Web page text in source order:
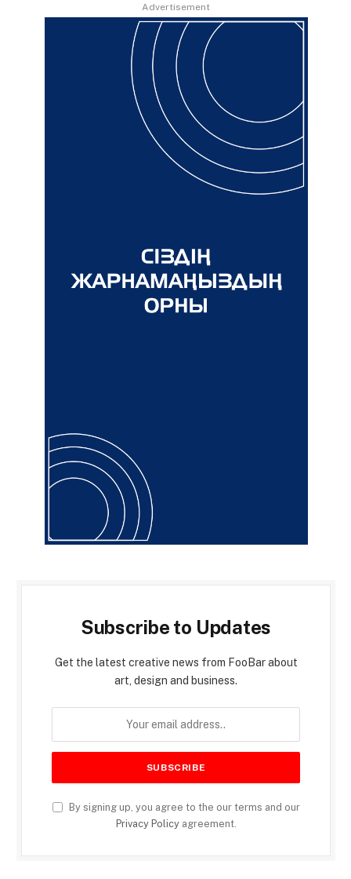
Advertisement
Subscribe to Updates
Get the latest creative news from FooBar about
art, design and business.
By signing up, you agree to the our terms and our
Privacy Policyagreement.